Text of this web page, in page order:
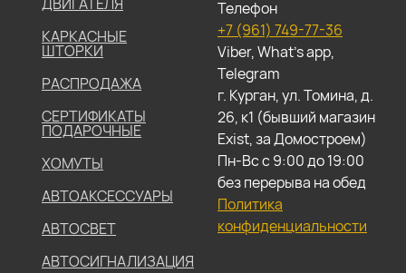
ДВИГАТЕЛЯ
КАРКАСНЫЕ
ШТОРКИ
РАСПРОДАЖА
СЕРТИФИКАТЫ
ПОДАРОЧНЫЕ
ХОМУТЫ
АВТОАКСЕССУАРЫ
АВТОСВЕТ
АВТОСИГНАЛИЗАЦИЯ
Телефон
+7 (961) 749-77-36
Viber, What's app,
Telegram
г. Курган, ул. Томина, д.
26, к1 (бывший магазин
Exist, за Домостроем)
Пн-Вс с 9:00 до 19:00
без перерыва на обед
Политика
конфиденциальности